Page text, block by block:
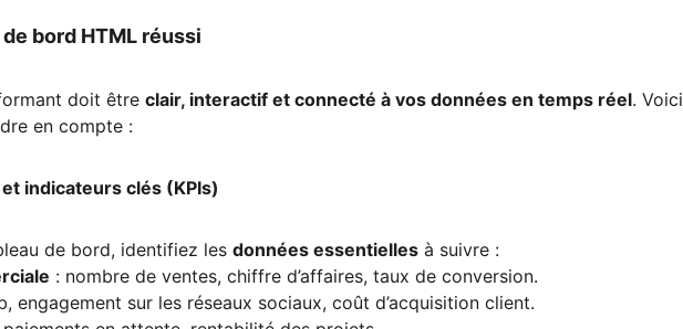
bord HTML réussi
doit être clair, interactif et connecté à vos données en temps réel. Voici
en compte :
indicateurs clés (KPIs)
de bord, identifiez les données essentielles à suivre :
: nombre de ventes, chiffre d’affaires, taux de conversion.
engagement sur les réseaux sociaux, coût d’acquisition client.